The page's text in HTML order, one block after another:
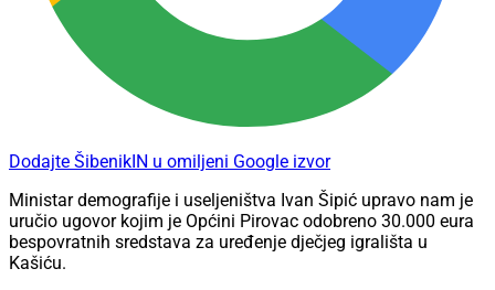
Dodajte ŠibenikIN u omiljeni Google izvor
Ministar demografije i useljeništva Ivan Šipić upravo nam je
uručio ugovor kojim je Općini Pirovac odobreno 30.000 eura
bespovratnih sredstava za uređenje dječjeg igrališta u
Kašiću.